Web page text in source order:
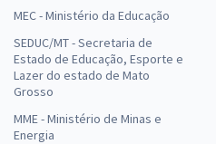
MEC - Ministério da Educação
SEDUC/MT - Secretaria de
Estado de Educação, Esporte e
Lazer do estado de Mato
Grosso
MME - Ministério de Minas e
Energia